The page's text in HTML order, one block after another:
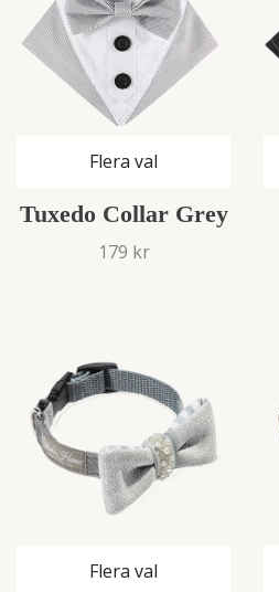
Flera val
Tuxedo Collar Grey
179 kr
Flera val